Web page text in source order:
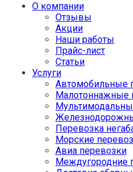
О компании
Отзывы
Акции
Наши работы
Прайс-лист
Статьи
Услуги
Автомобильные
Малотоннажные
Перевозка
Морские
Авиа перевозки
Междугородние